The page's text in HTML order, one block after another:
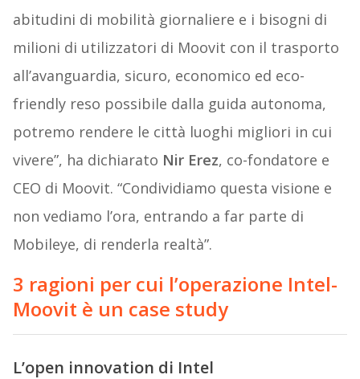
abitudini di mobilità giornaliere e i bisogni di
milioni di utilizzatori di Moovit con il trasporto
all’avanguardia, sicuro, economico ed eco-
friendly reso possibile dalla guida autonoma,
potremo rendere le città luoghi migliori in cui
vivere”, ha dichiarato Nir Erez, co-fondatore e
CEO di Moovit. “Condividiamo questa visione e
non vediamo l’ora, entrando a far parte di
Mobileye, di renderla realtà”.
3 ragioni per cui l’operazione Intel-
Moovit è un case study
L’open innovation di Intel